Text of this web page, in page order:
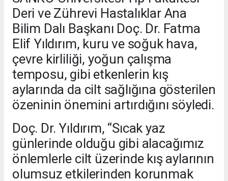
Deri ve Zührevi Hastalıklar Ana
Bilim Dalı Başkanı Doç. Dr. Fatma
Elif Yıldırım, kuru ve soğuk hava,
çevre kirliliği, yoğun çalışma
temposu, gibi etkenlerin kış
aylarında da cilt sağlığına gösterilen
özeninin önemini artırdığını söyledi.
Doç. Dr. Yıldırım, “Sıcak yaz
günlerinde olduğu gibi alacağımız
önlemlerle cilt üzerinde kış aylarının
olumsuz etkilerinden korunmak